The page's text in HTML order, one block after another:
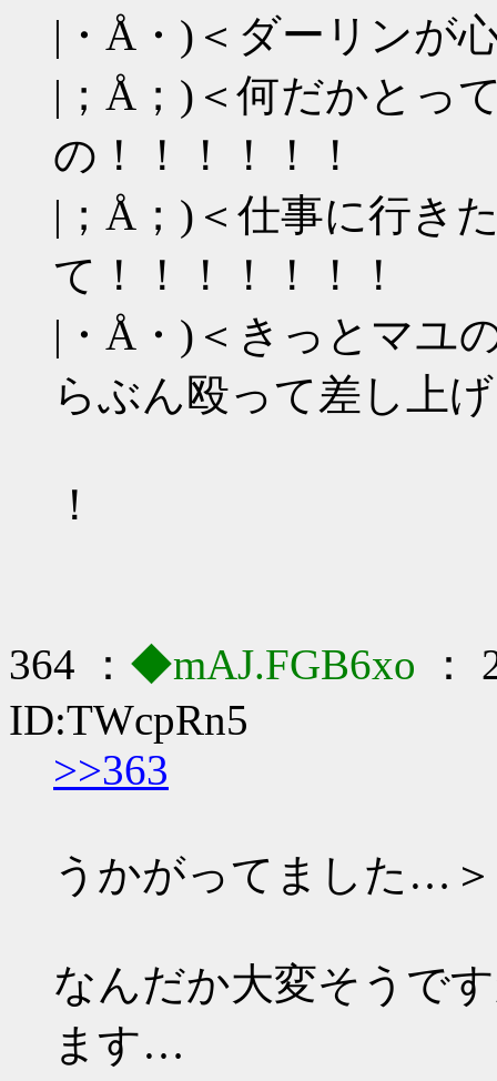
|・Å・)＜ダーリンが
|；Å；)＜何だかとっ
の！！！！！！
|；Å；)＜仕事に行き
て！！！！！！！
|・Å・)＜きっとマユ
らぶん殴って差し上
！
364 ： ◆mAJ.FGB6xo ：
ID:TWcpRn5
>>363
うかがってました…
なんだか大変そうで
ます…